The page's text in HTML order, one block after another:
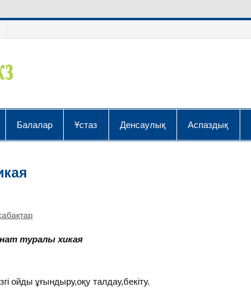
Балалар Ұстаз Денсаулық Аспаздық
туралы хикая
ойды ұғындыру,оқу талдау,бекіту.